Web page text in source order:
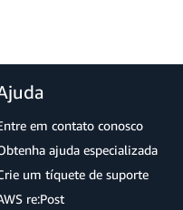
em contato conosco
ajuda especializada
um tíquete de suporte
re:Post